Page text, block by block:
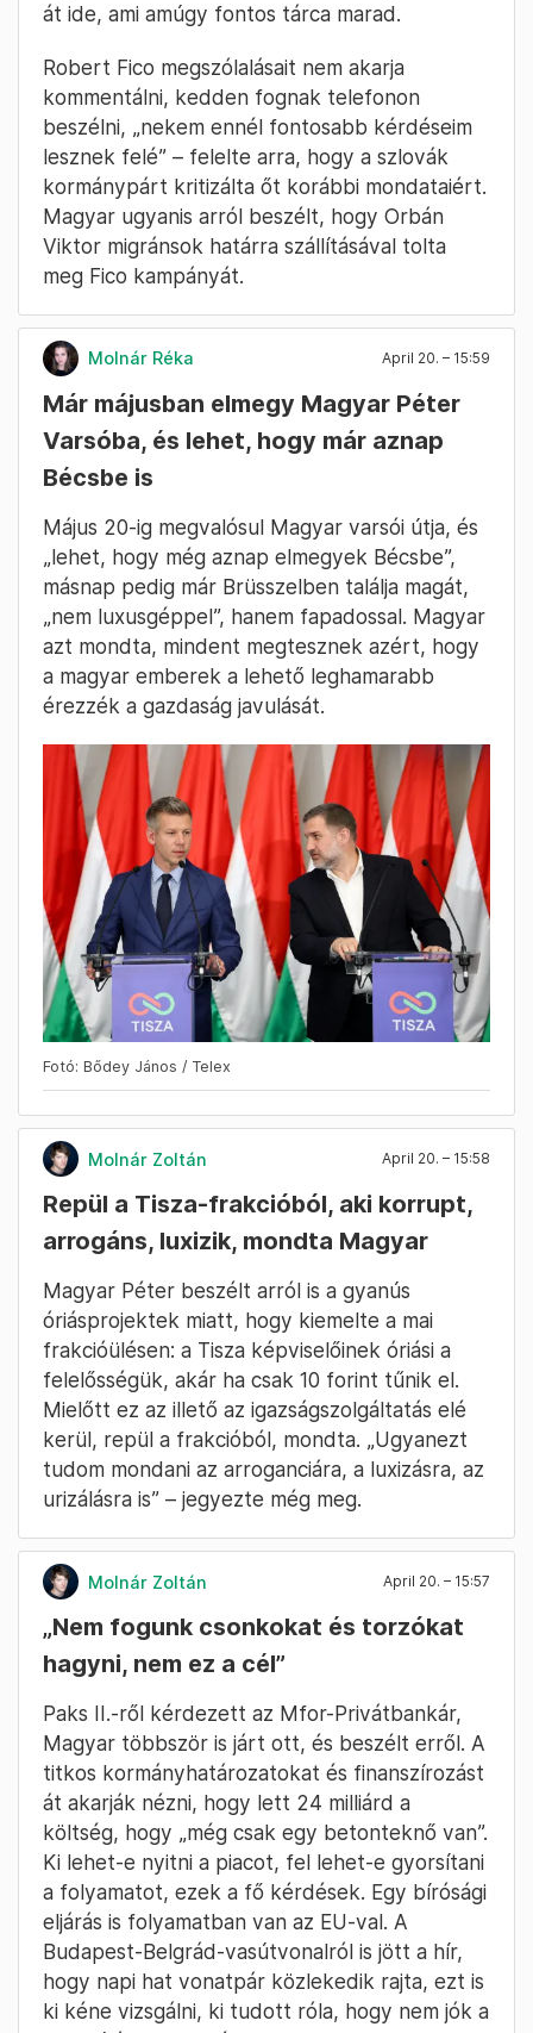
Molnár Zoltán April 20. – 16:02
Magyar reagált Robert Fico kritikájára
A szlovákiai Paraméter riportere azt kérdezte,
hova tartozik majd a határon túli magyarok
ügye, és ki foglalkozik majd ezzel. A
nemzetiségi ügyek a művelődési tárcához
fognak tartozni. A Miniszterelnökségtől kerül
át ide, ami amúgy fontos tárca marad.
Robert Fico megszólalásait nem akarja
kommentálni, kedden fognak telefonon
beszélni, „nekem ennél fontosabb kérdéseim
lesznek felé” – felelte arra, hogy a szlovák
kormánypárt kritizálta őt korábbi mondataiért.
Magyar ugyanis arról beszélt, hogy Orbán
Viktor migránsok határra szállításával tolta
meg Fico kampányát.
Molnár Réka April 20. – 15:59
Már májusban elmegy Magyar Péter
Varsóba, és lehet, hogy már aznap
Bécsbe is
Május 20-ig megvalósul Magyar varsói útja, és
„lehet, hogy még aznap elmegyek Bécsbe”,
másnap pedig már Brüsszelben találja magát,
„nem luxusgéppel”, hanem fapadossal. Magyar
azt mondta, mindent megtesznek azért, hogy
a magyar emberek a lehető leghamarabb
érezzék a gazdaság javulását.
Molnár Zoltán April 20. – 15:58
Repül a Tisza-frakcióból, aki korrupt,
arrogáns, luxizik, mondta Magyar
Magyar Péter beszélt arról is a gyanús
óriásprojektek miatt, hogy kiemelte a mai
frakcióülésen: a Tisza képviselőinek óriási a
felelősségük, akár ha csak 10 forint tűnik el.
Mielőtt ez az illető az igazságszolgáltatás elé
kerül, repül a frakcióból, mondta. „Ugyanezt
tudom mondani az arroganciára, a luxizásra, az
urizálásra is” – jegyezte még meg.
Molnár Zoltán April 20. – 15:57
„Nem fogunk csonkokat és torzókat
hagyni, nem ez a cél”
Paks II.-ről kérdezett az Mfor-Privátbankár,